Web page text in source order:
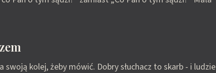
swoją kolej, żeby mówić. Dobry słuchacz to skarb - i ludzie